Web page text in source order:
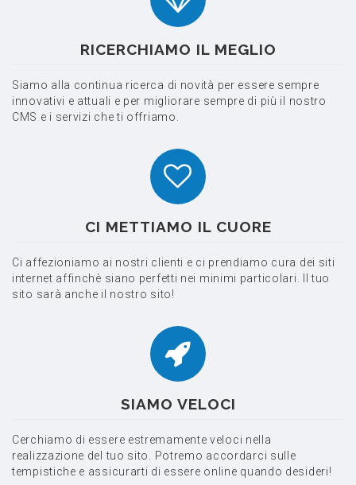
RICERCHIAMO IL MEGLIO
Siamo alla continua ricerca di novità per essere sempre
innovativi e attuali e per migliorare sempre di più il nostro
CMS e i servizi che ti offriamo.
CI METTIAMO IL CUORE
Ci affezioniamo ai nostri clienti e ci prendiamo cura dei siti
internet affinchè siano perfetti nei minimi particolari. Il tuo
sito sarà anche il nostro sito!
SIAMO VELOCI
Cerchiamo di essere estremamente veloci nella
realizzazione del tuo sito. Potremo accordarci sulle
tempistiche e assicurarti di essere online quando desideri!